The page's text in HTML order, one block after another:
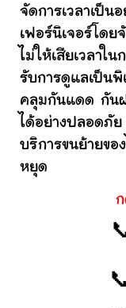
จัดการเวลาเป็น
เฟอร์นิเจอร์โดย
ไม่ให้เสียเวลาใ
รับการดูแลเป็นพิ
คลุมกันแดด กัน
ได้อย่างปลอดภั
บริการขนย้ายข
หยุด